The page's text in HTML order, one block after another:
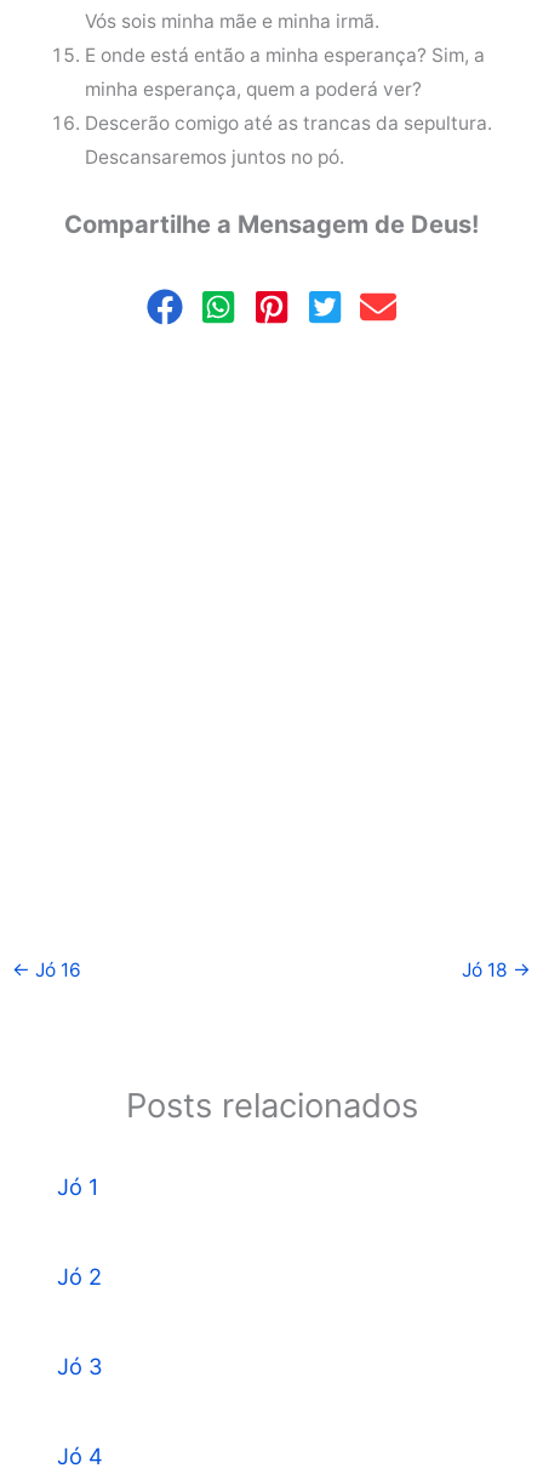
Vós sois minha mãe e minha irmã.
E onde está então a minha esperança? Sim, a
minha esperança, quem a poderá ver?
Descerão comigo até as trancas da sepultura.
Descansaremos juntos no pó.
Compartilhe a Mensagem de Deus!
← Jó 16 Jó 18 →
Posts relacionados
Jó 1
Jó 2
Jó 3
Jó 4